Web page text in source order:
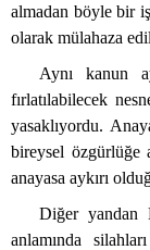
almadan böyle bir
olarak mülahaza
Aynı kanun
fırlatılabilecek
yasaklıyordu.
bireysel özgürlüğe
anayasa aykırı
Diğer yandan
anlamında